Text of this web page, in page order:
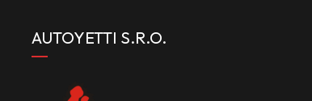
AUTOYETTI S.R.O.